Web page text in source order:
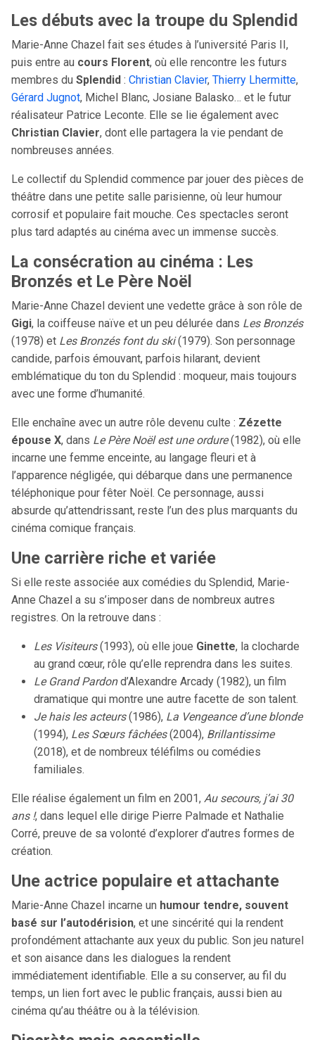
Les débuts avec la troupe du Splendid
Marie-Anne Chazel fait ses études à l’université Paris II,
puis entre au cours Florent, où elle rencontre les futurs
membres du Splendid : Christian Clavier, Thierry Lhermitte,
Gérard Jugnot, Michel Blanc, Josiane Balasko… et le futur
réalisateur Patrice Leconte. Elle se lie également avec
Christian Clavier, dont elle partagera la vie pendant de
nombreuses années.
Le collectif du Splendid commence par jouer des pièces de
théâtre dans une petite salle parisienne, où leur humour
corrosif et populaire fait mouche. Ces spectacles seront
plus tard adaptés au cinéma avec un immense succès.
La consécration au cinéma : Les
Bronzés et Le Père Noël
Marie-Anne Chazel devient une vedette grâce à son rôle de
Gigi, la coiffeuse naïve et un peu délurée dans Les Bronzés
(1978) et Les Bronzés font du ski(1979). Son personnage
candide, parfois émouvant, parfois hilarant, devient
emblématique du ton du Splendid : moqueur, mais toujours
avec une forme d’humanité.
Elle enchaîne avec un autre rôle devenu culte : Zézette
épouse X, dans Le Père Noël est une ordure(1982), où elle
incarne une femme enceinte, au langage fleuri et à
l’apparence négligée, qui débarque dans une permanence
téléphonique pour fêter Noël. Ce personnage, aussi
absurde qu’attendrissant, reste l’un des plus marquants du
cinéma comique français.
Une carrière riche et variée
Si elle reste associée aux comédies du Splendid, Marie-
Anne Chazel a su s’imposer dans de nombreux autres
registres. On la retrouve dans :
Les Visiteurs(1993), où elle joue Ginette, la clocharde
au grand cœur, rôle qu’elle reprendra dans les suites.
Le Grand Pardond’Alexandre Arcady (1982), un film
dramatique qui montre une autre facette de son talent.
Je hais les acteurs(1986), La Vengeance d’une blonde
(1994), Les Sœurs fâchées(2004), Brillantissime
(2018), et de nombreux téléfilms ou comédies
familiales.
Elle réalise également un film en 2001, Au secours, j’ai 30
ans !, dans lequel elle dirige Pierre Palmade et Nathalie
Corré, preuve de sa volonté d’explorer d’autres formes de
création.
Une actrice populaire et attachante
Marie-Anne Chazel incarne un humour tendre, souvent
basé sur l’autodérision, et une sincérité qui la rendent
profondément attachante aux yeux du public. Son jeu naturel
et son aisance dans les dialogues la rendent
immédiatement identifiable. Elle a su conserver, au fil du
temps, un lien fort avec le public français, aussi bien au
cinéma qu’au théâtre ou à la télévision.